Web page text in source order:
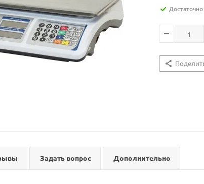
Достаточно
Задать вопрос Дополнительно